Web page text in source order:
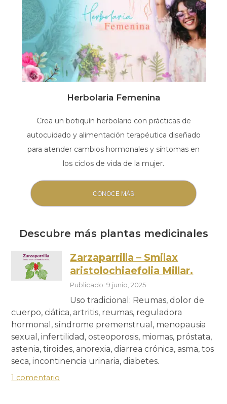
Herbolaria Femenina
Crea un botiquín herbolario con prácticas de
autocuidado y alimentación terapéutica diseñado
para atender cambios hormonales y síntomas en
los ciclos de vida de la mujer.
CONOCE MÁS
Descubre más plantas medicinales
Zarzaparrilla – Smilax
aristolochiaefolia Millar.
Publicado: 9 junio, 2025
Uso tradicional: Reumas, dolor de
cuerpo, ciática, artritis, reumas, reguladora
hormonal, síndrome premenstrual, menopausia
sexual, infertilidad, osteoporosis, miomas, próstata,
astenia, tiroides, anorexia, diarrea crónica, asma, tos
seca, incontinencia urinaria, diabetes.
1 comentario